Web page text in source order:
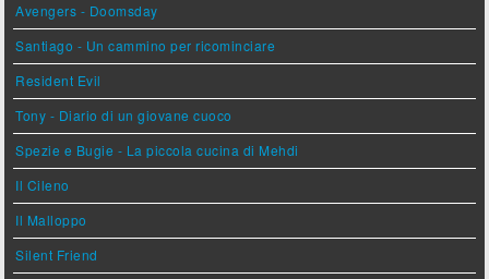
Avengers - Doomsday
Santiago - Un cammino per ricominciare
Resident Evil
Tony - Diario di un giovane cuoco
Spezie e Bugie - La piccola cucina di Mehdi
Il Cileno
Il Malloppo
Silent Friend